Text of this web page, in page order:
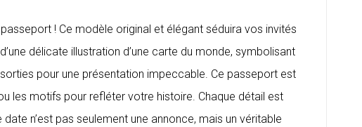
! Ce modèle original et élégant séduira vos invités
délicate illustration d’une carte du monde, symbolisant
pour une présentation impeccable. Ce passeport est
les motifs pour refléter votre histoire. Chaque détail est
n’est pas seulement une annonce, mais un véritable